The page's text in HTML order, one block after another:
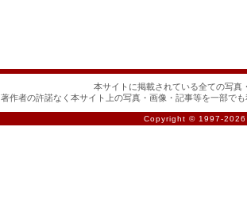
本サイトに掲載されている全ての写真
著作者の許諾なく本サイト上の写真・画像・記事等を一部で
Copyright © 1997-